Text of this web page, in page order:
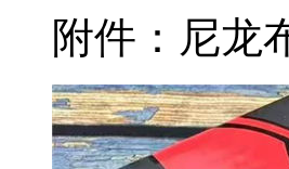
附件：尼龙